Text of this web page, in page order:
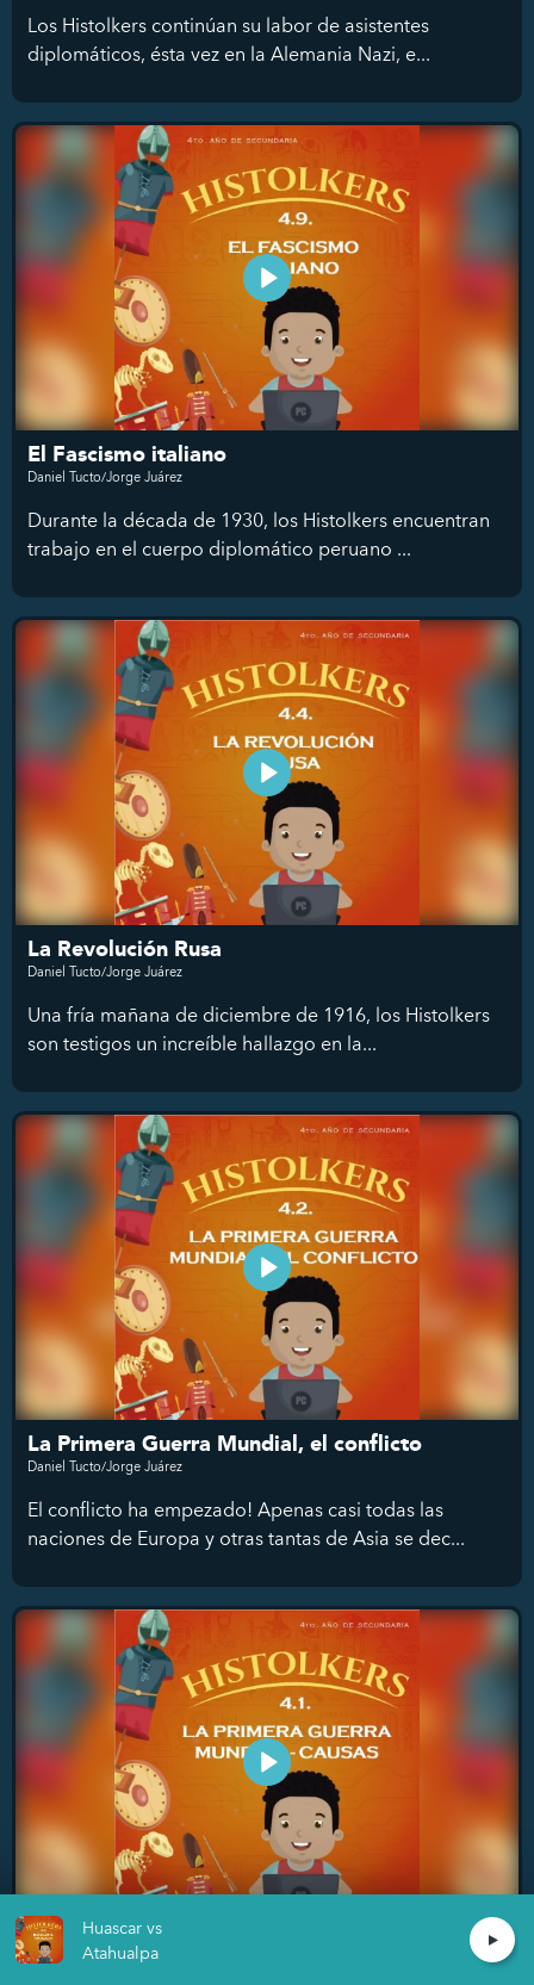
Los Histolkers continúan su labor de asistentes
diplomáticos, ésta vez en la Alemania Nazi, e...
El Fascismo italiano
Daniel Tucto/Jorge Juárez
Durante la década de 1930, los Histolkers encuentran
trabajo en el cuerpo diplomático peruano ...
La Revolución Rusa
Daniel Tucto/Jorge Juárez
Una fría mañana de diciembre de 1916, los Histolkers
son testigos un increíble hallazgo en la...
La Primera Guerra Mundial, el conflicto
Daniel Tucto/Jorge Juárez
El conflicto ha empezado! Apenas casi todas las
naciones de Europa y otras tantas de Asia se dec...
La Primera Guerra mundial, causas
Daniel Tucto/Jorge Juárez
Huascar vs
Atahualpa